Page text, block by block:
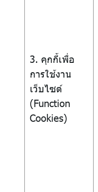
3. คุกกี้เพื่อ
การใช้งาน
เว็บไซต์
(Function
Cookies)